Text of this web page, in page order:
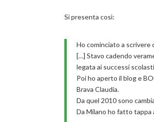
Si presenta così:
Ho cominciato a scrivere
[…] Stavo cadendo
legata ai successi
Poi ho aperto il blog e
Brava Claudia.
Da quel 2010 sono
Da Milano ho fatto tappa